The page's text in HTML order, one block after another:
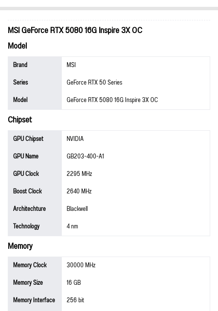
MSI GeForce RTX 5080 16G Inspire 3X OC
Model
Brand
MSI
Series
GeForce RTX 50 Series
Model
GeForce RTX 5080 16G Inspire 3X OC
Chipset
GPU Chipset
NVIDIA
GPU Name
GB203-400-A1
GPU Clock
2295 MHz
Boost Clock
2640 MHz
Architechture
Blackwell
Technology
4 nm
Memory
Memory Clock
30000 MHz
Memory Size
16 GB
Memory Interface
256 bit